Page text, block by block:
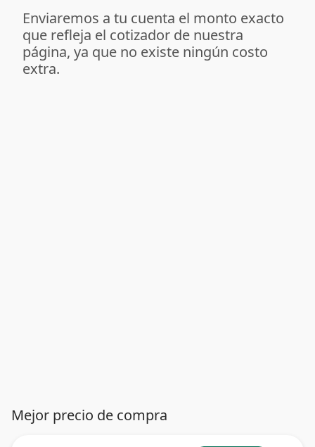
Enviaremos a tu cuenta el monto exacto
que refleja el cotizador de nuestra
página, ya que no existe ningún costo
extra.
Mejor precio de compra